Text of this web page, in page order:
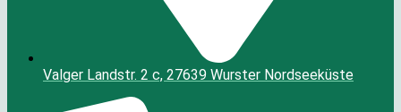
Valger Landstr. 2 c, 27639 Wurster Nordseeküste